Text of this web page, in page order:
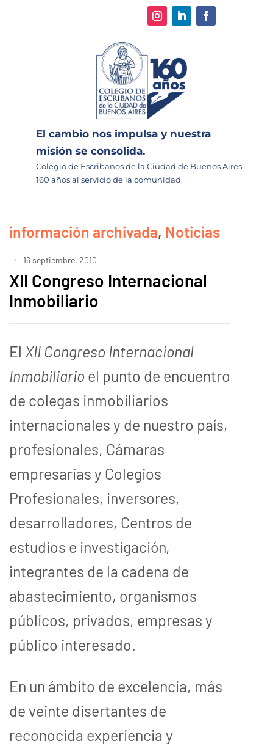
El cambio nos impulsa y nuestra
misión se consolida.
Colegio de Escribanos de la Ciudad de Buenos Aires,
160 años al servicio de la comunidad.
información archivada, Noticias
16 septiembre, 2010
XII Congreso Internacional
Inmobiliario
El XII Congreso Internacional
Inmobiliario el punto de encuentro
de colegas inmobiliarios
internacionales y de nuestro país,
profesionales, Cámaras
empresarias y Colegios
Profesionales, inversores,
desarrolladores, Centros de
estudios e investigación,
integrantes de la cadena de
abastecimiento, organismos
públicos, privados, empresas y
público interesado.
En un ámbito de excelencia, más
de veinte disertantes de
reconocida experiencia y